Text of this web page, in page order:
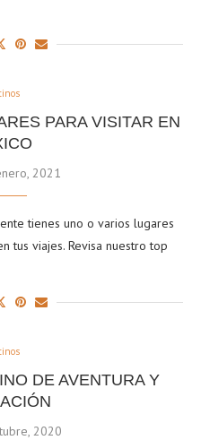
PARA VISITAR EN
2021
tienes uno o varios lugares
tus viajes. Revisa nuestro top
DE AVENTURA Y
2020